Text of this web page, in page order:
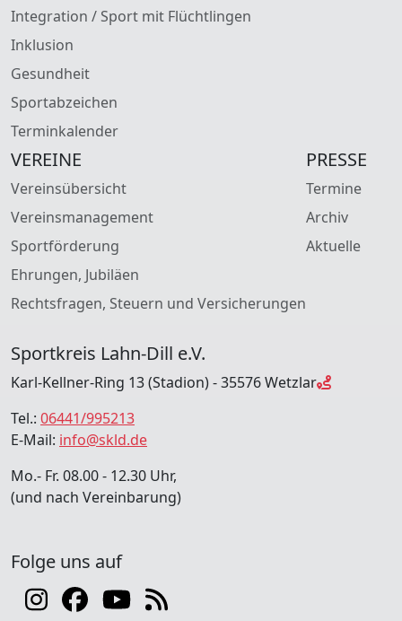
Integration / Sport mit Flüchtlingen
Inklusion
Gesundheit
Sportabzeichen
Terminkalender
VEREINE
Vereinsübersicht
Vereinsmanagement
Sportförderung
Ehrungen, Jubiläen
Rechtsfragen, Steuern und Versicherungen
PRESSE
Termine
Archiv
Aktuelle
Sportkreis Lahn-Dill e.V.
Karl-Kellner-Ring 13 (Stadion) - 35576 Wetzlar
Tel.: 06441/995213
E-Mail: info@skld.de
Mo.- Fr. 08.00 - 12.30 Uhr,
(und nach Vereinbarung)
Folge uns auf